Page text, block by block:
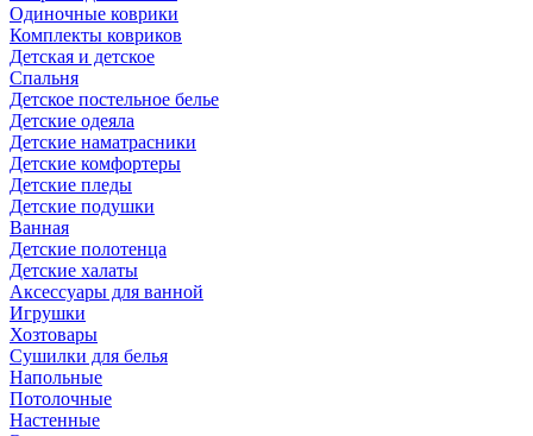
Одиночные коврики
Комплекты ковриков
Детская и детское
Спальня
Детское постельное белье
Детские одеяла
Детские наматрасники
Детские комфортеры
Детские пледы
Детские подушки
Ванная
Детские полотенца
Детские халаты
Аксессуары для ванной
Игрушки
Хозтовары
Сушилки для белья
Напольные
Потолочные
Настенные